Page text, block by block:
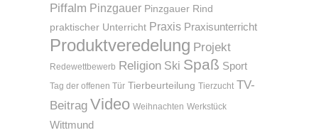
Piffalm Pinzgauer Pinzgauer Rind
praktischer Unterricht Praxis Praxisunterricht
Produktveredelung Projekt
Redewettbewerb Religion Ski Spaß Sport
Tag der offenen Tür Tierbeurteilung Tierzucht TV-
Beitrag Video Weihnachten Werkstück
Wittmund